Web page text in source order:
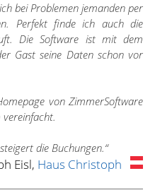
bei Problemen jemanden per
Perfekt finde ich auch die
Die Software ist mit dem
Gast seine Daten schon vor
von ZimmerSoftware
vereinfacht.
die Buchungen.“
Eisl, Haus Christoph